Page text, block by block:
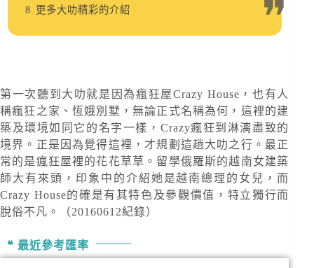
更多大叻精彩的介紹
第一次聽到大叻就是因為瘋狂屋Crazy House，也有人
稱瘋狂之家、恆娥別墅，無論正式名稱為何，這裡的建
築及環境如同它的名字一樣，Crazy瘋狂到淋漓盡致的
境界。正是因為覺得這裡，才規劃這趟大叻之行。最正
常的是瘋狂屋裡的花花草草。留學俄羅斯的越南女建築
師大有來頭，印象中的介紹她是越南總理的女兒，而
Crazy House的確是有其特色及參觀價值，特立獨行而
脫俗不凡。（20160612紀錄）
最近參考匯率